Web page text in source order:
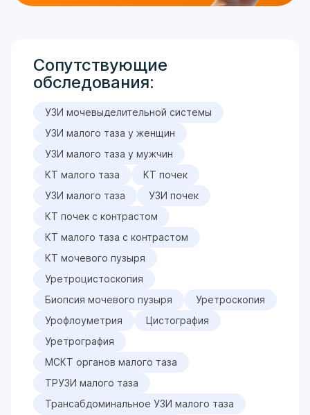
Сопутствующие
обследования:
УЗИ мочевыделительной системы
УЗИ малого таза у женщин
УЗИ малого таза у мужчин
КТ малого таза
КТ почек
УЗИ малого таза
УЗИ почек
КТ почек с контрастом
КТ малого таза с контрастом
КТ мочевого пузыря
Уретроцистоскопия
Биопсия мочевого пузыря
Уретроскопия
Урофлоуметрия
Цистография
Уретрография
МСКТ органов малого таза
ТРУЗИ малого таза
Трансабдоминальное УЗИ малого таза